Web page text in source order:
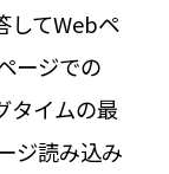
してWebペ
ージでの
タイムの最
ジ読み込み